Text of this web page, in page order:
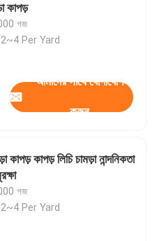
কাপড়
গজ
Per Yard
আমাদের সাথে যোগাযোগ
করুন
কাপড় কাপড় লিচি চামড়া নান্দনিকতা
গজ
Per Yard